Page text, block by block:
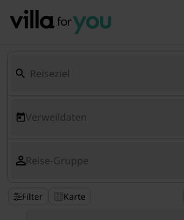
Verweildaten
Reise-Gruppe
Filter Karte